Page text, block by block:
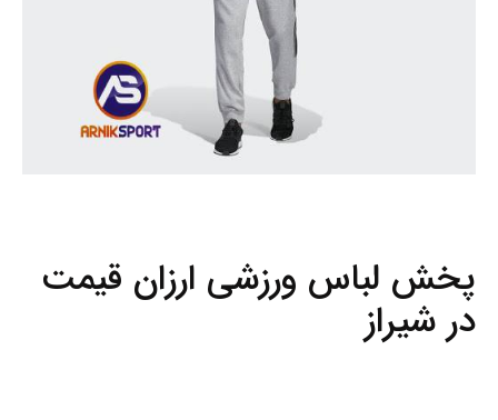
پخش لباس ورزشی ارزان قیمت
در شیراز